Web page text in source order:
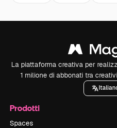
La piattaforma creativa per
1 milione di abbonati tra
Prodotti
Spaces